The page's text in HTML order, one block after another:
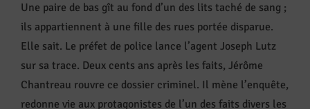
Une paire de bas gît au fond d’un des lits taché de sang ;
ils appartiennent à une fille des rues portée disparue.
Elle sait. Le préfet de police lance l’agent Joseph Lutz
sur sa trace. Deux cents ans après les faits, Jérôme
Chantreau rouvre ce dossier criminel. Il mène l’enquête,
redonne vie aux protagonistes de l’un des faits divers les